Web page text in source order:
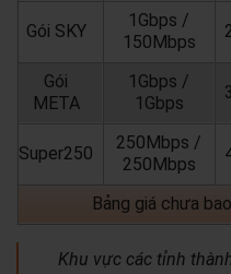
Gói SKY
1Gbps /
150Mbps
Gói
META
1Gbps /
1Gbps
Super250
250Mbps /
250Mbps
Bảng giá chưa
Khu vực các tỉnh